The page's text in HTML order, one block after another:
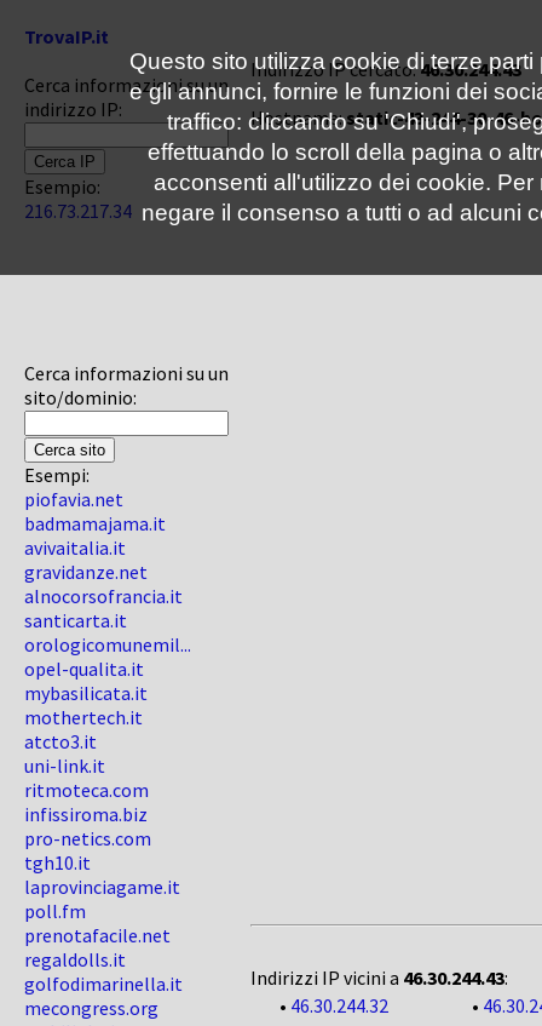
TrovaIP.it
Cerca informazioni su un
indirizzo IP:
Esempio:
216.73.217.34
Cerca informazioni su un
sito/dominio:
Esempi:
piofavia.net
badmamajama.it
avivaitalia.it
gravidanze.net
alnocorsofrancia.it
santicarta.it
orologicomunemil...
opel-qualita.it
mybasilicata.it
mothertech.it
atcto3.it
uni-link.it
ritmoteca.com
infissiroma.biz
pro-netics.com
tgh10.it
laprovinciagame.it
poll.fm
prenotafacile.net
regaldolls.it
golfodimarinella.it
mecongress.org
Indirizzo IP cercato:46.30.244.43
Hostname:static-43-244-30-46-
Indirizzi IP vicini a 46.30.244.43:
• 46.30.244.32 •
Questo sito utilizza cookie di terze
e gli annunci, fornire le funzioni dei
traffico: cliccando su 'Chiudi',
effettuando lo scroll della pagina o
acconsenti all'utilizzo dei cookie.
negare il consenso a tutti o ad alcuni